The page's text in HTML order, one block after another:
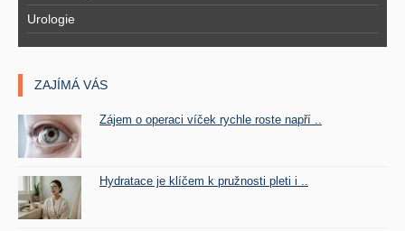
Urologie
ZAJÍMÁ VÁS
Zájem o operaci víček rychle roste napří ..
Hydratace je klíčem k pružnosti pleti i ..